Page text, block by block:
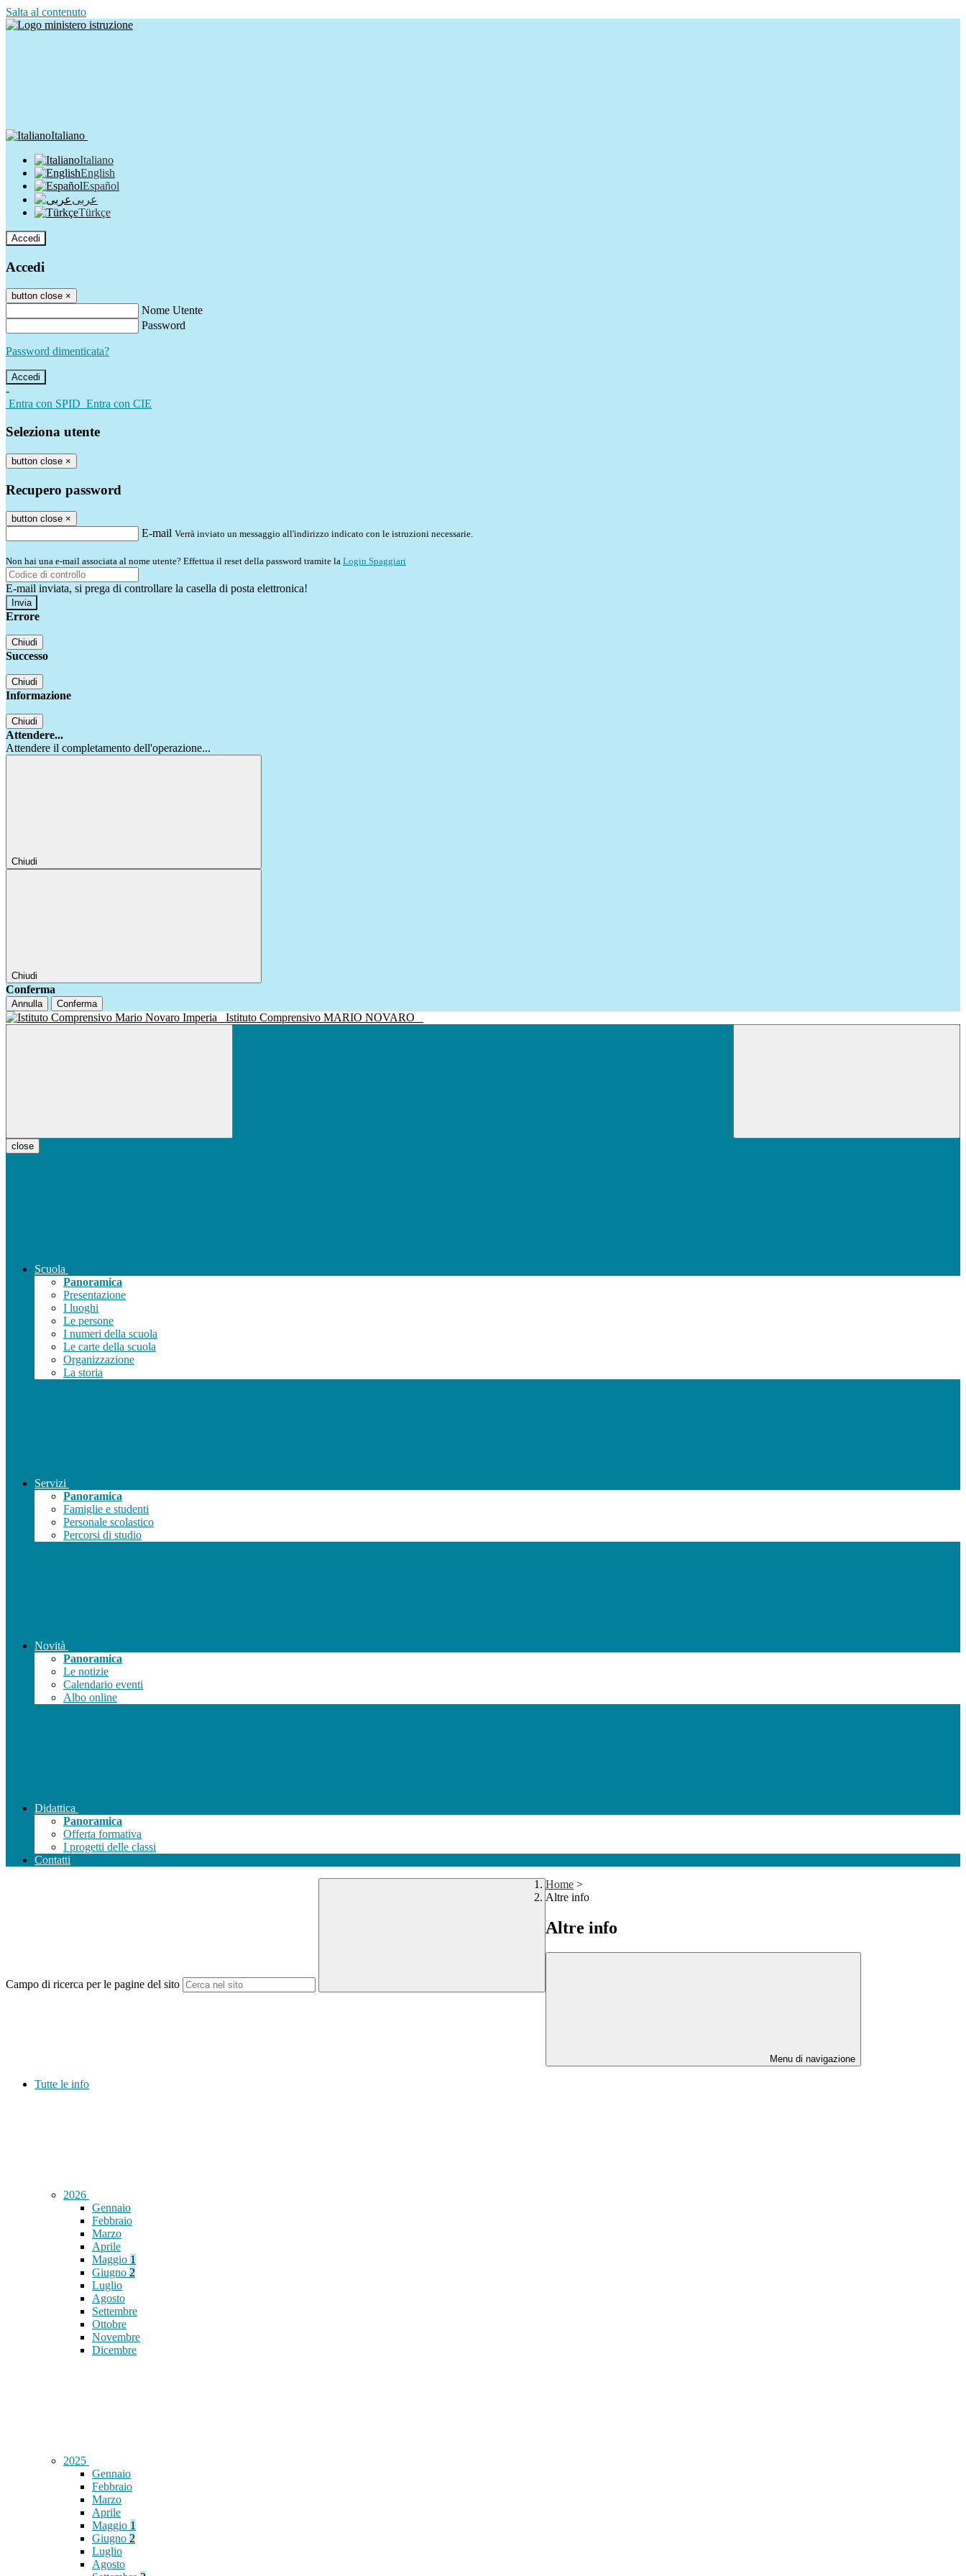
Salta al contenuto
Italiano
Italiano
English
Español
عربى
Türkçe
Accedi
Accedi
button close ×
Nome Utente
Password
Password dimenticata?
-
Entra con SPID Entra con CIE
Seleziona utente
button close ×
Recupero password
button close ×
E-mail Verrà inviato un messaggio all'indirizzo indicato con le istruzioni necessarie.
Non hai una e-mail associata al nome utente? Effettua il reset della password tramite la Login Spaggiari
E-mail inviata, si prega di controllare la casella di posta elettronica!
Errore
Chiudi
Successo
Chiudi
Informazione
Chiudi
Attendere...
Attendere il completamento dell'operazione...
Chiudi
Chiudi
Conferma
Annulla Conferma
Istituto Comprensivo MARIO NOVARO
close
Scuola
Panoramica
Presentazione
I luoghi
Le persone
I numeri della scuola
Le carte della scuola
Organizzazione
La storia
Servizi
Panoramica
Famiglie e studenti
Personale scolastico
Percorsi di studio
Novità
Panoramica
Le notizie
Calendario eventi
Albo online
Didattica
Panoramica
Offerta formativa
I progetti delle classi
Contatti
Campo di ricerca per le pagine del sito
Home >
Altre info
Altre info
Menu di navigazione
Tutte le info
2026
Gennaio
Febbraio
Marzo
Aprile
Maggio 1
Giugno 2
Luglio
Agosto
Settembre
Ottobre
Novembre
Dicembre
2025
Gennaio
Febbraio
Marzo
Aprile
Maggio 1
Giugno 2
Luglio
Agosto